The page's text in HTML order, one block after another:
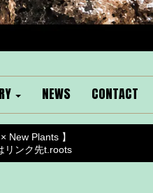
NEWS CONTACT
New Plants 】
リンク先t.roots